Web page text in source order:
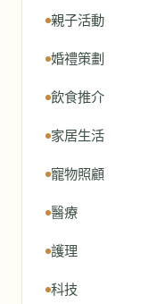
親子活動
婚禮策劃
飲食推介
家居生活
寵物照顧
醫療
護理
科技